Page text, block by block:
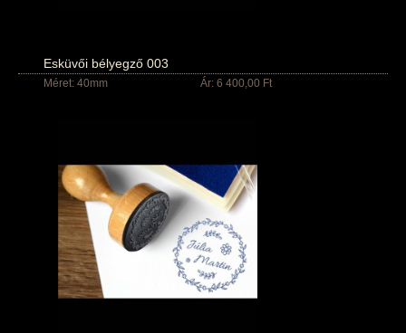
Esküvői bélyegző 003
Méret: 40mm Ár: 6 400,00 Ft